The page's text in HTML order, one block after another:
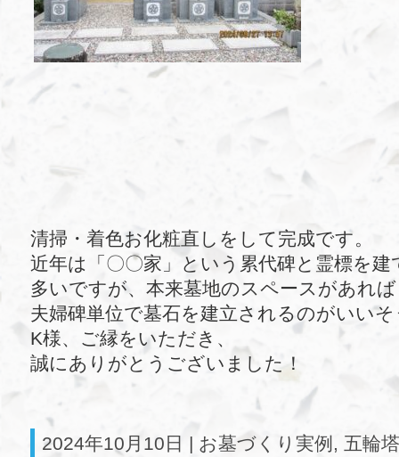
清掃・着色お化粧直しをして完成です。
近年は「〇〇家」という累代碑と霊標を建
多いですが、本来墓地のスペースがあれば
夫婦碑単位で墓石を建立されるのがいい
K様、ご縁をいただき、
誠にありがとうございました！
2024年10月10日 | お墓づくり実例 , 五輪